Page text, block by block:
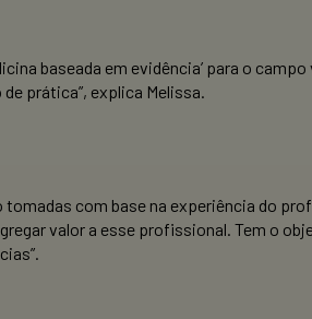
baseada em evidência’ para o
prática”, explica Melissa.
tomadas com base na experiência do
valor a esse profissional. Tem o